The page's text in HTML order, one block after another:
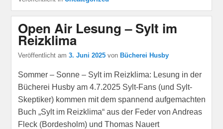
Open Air Lesung – Sylt im
Reizklima
Veröffentlicht am 3. Juni 2025 von Bücherei Husby
Sommer – Sonne – Sylt im Reizklima: Lesung in der
Bücherei Husby am 4.7.2025 Sylt-Fans (und Sylt-
Skeptiker) kommen mit dem spannend aufgemachten
Buch „Sylt im Reizklima“ aus der Feder von Andreas
Fleck (Bordesholm) und Thomas Nauert